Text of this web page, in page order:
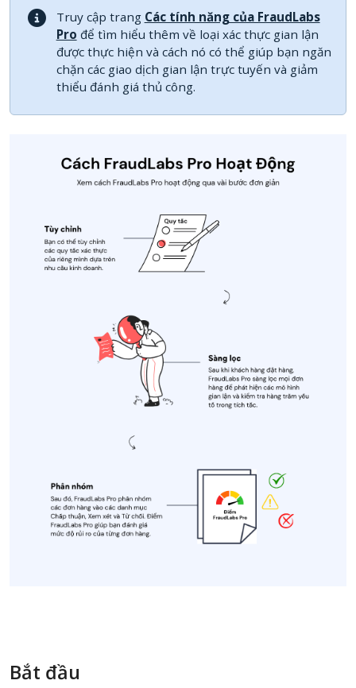
SyliusTruy cập trang Các tính năng của FraudLabs
Pro để tìm hiểu thêm về loại xác thực gian lận
được thực hiện và cách nó có thể giúp bạn ngăn
chặn các giao dịch gian lận trực tuyến và giảm
thiểu đánh giá thủ công.
Bắt đầu